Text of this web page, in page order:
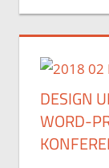
DESIGN
WORD-